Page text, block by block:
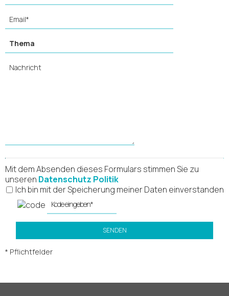
Mit dem Absenden dieses Formulars stimmen Sie zu
unseren Datenschutz Politik
Ich bin mit der Speicherung meiner Daten einverstanden
SENDEN
* Pflichtfelder